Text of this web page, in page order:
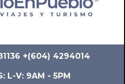
+(604) 4294014
L-V: 9AM - 5PM